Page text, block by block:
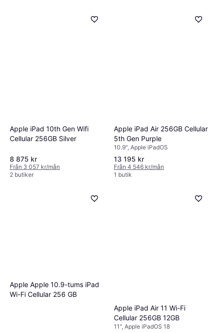
Apple iPad 10th Gen Wifi
Cellular 256GB Silver
8 875 kr
Från 3 057 kr/mån
2 butiker
Apple iPad Air 256GB Cellular
5th Gen Purple
10.9", Apple iPadOS
13 195 kr
Från 4 546 kr/mån
1 butik
Apple Apple 10.9-tums iPad
Wi-Fi Cellular 256 GB
Apple iPad Air 11 Wi-Fi
Cellular 256GB 12GB
11", Apple iPadOS 18